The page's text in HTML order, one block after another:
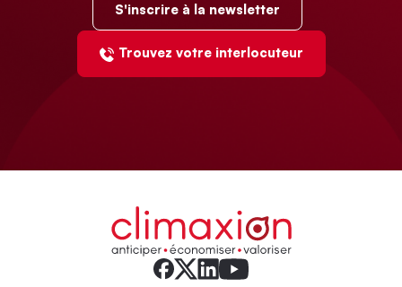
S'inscrire à la newsletter
Trouvez votre interlocuteur